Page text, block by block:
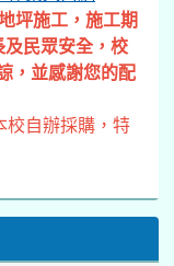
坪施工，施工期
民眾安全，校
，並感謝您的配
自辦採購，特